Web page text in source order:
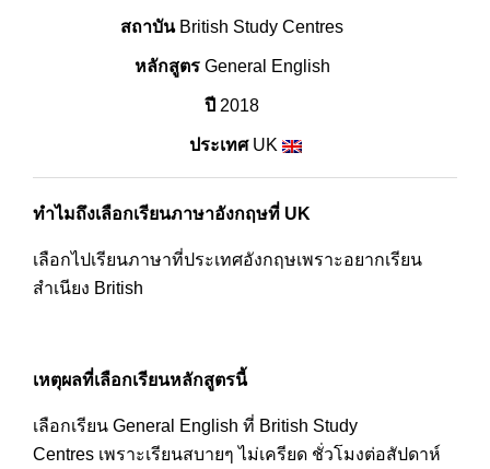
สถาบันBritish Study Centres
หลักสูตรGeneral English
ปี 2018
ประเทศUK
ทำไมถึงเลือกเรียนภาษาอังกฤษที่ UK
เลือกไปเรียนภาษาที่ประเทศอังกฤษเพราะอยากเรียน
สำเนียง British
เหตุผลที่เลือกเรียนหลักสูตรนี้
เลือกเรียน General English ที่ British Study
Centres เพราะเรียนสบายๆ ไม่เครียด ชั่วโมงต่อสัปดาห์